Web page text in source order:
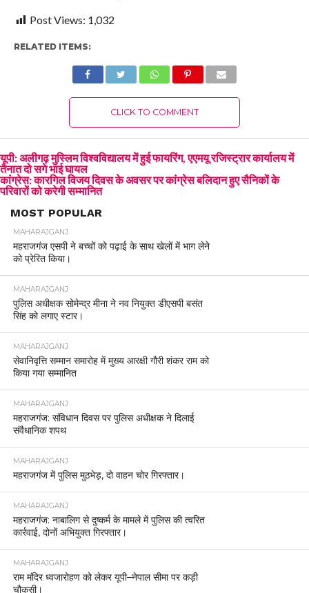
Post Views: 1,032
RELATED ITEMS:
CLICK TO COMMENT
यूपी: अलीगढ़ मुस्लिम विश्वविद्यालय में हुई फायरिंग, एएमयू रजिस्ट्रार कार्यालय में
तैनात दो सगे भाई घायल
कांग्रेस: कारगिल विजय दिवस के अवसर पर कांग्रेस बलिदान हुए सैनिकों के
परिवारों को करेगी सम्मानित
MOST POPULAR
MAHARAJGANJ
महराजगंज एसपी ने बच्चों को पढ़ाई के साथ खेलों में भाग लेने
को प्रेरित किया।
MAHARAJGANJ
पुलिस अधीक्षक सोमेन्द्र मीना ने नव नियुक्त डीएसपी बसंत
सिंह को लगाए स्टार।
MAHARAJGANJ
सेवानिवृत्ति सम्मान समारोह में मुख्य आरक्षी गौरी शंकर राम को
किया गया सम्मानित
MAHARAJGANJ
महराजगंज: संविधान दिवस पर पुलिस अधीक्षक ने दिलाई
संवैधानिक शपथ
MAHARAJGANJ
महराजगंज में पुलिस मुठभेड़, दो वाहन चोर गिरफ्तार।
MAHARAJGANJ
महराजगंज: नाबालिग से दुष्कर्म के मामले में पुलिस की त्वरित
कार्रवाई, दोनों अभियुक्त गिरफ्तार।
MAHARAJGANJ
राम मंदिर ध्वजारोहण को लेकर यूपी–नेपाल सीमा पर कड़ी
चौकसी।